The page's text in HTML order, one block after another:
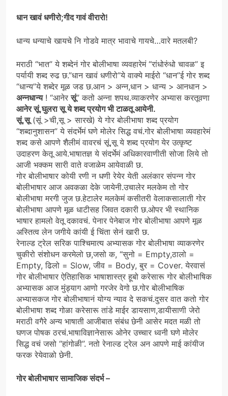
धान खावं धणीरो;गीद गावं वीरारो!
धान्य धन्याचे खायचे नि गोडवे मात्र भावाचे गायचे…वारे मतलबी?
मराठी “भात” ये शब्देनं गोर बोलीभाषा व्यवहारेमं “रांधोरुंधो चावळ” इ
पर्यायी शब्द रुढ छ.”धान खावं धणीरो”ये वाक्ये माईरो “धान”ई गोर शब्द
“धान्य”ये शब्देर मूळ जड छ.आन > अन्न,धान > धान्य > आनधान >
अन्नधान्य! “आनेरसूं” कतो अन्ना शपथ.व्याकरणेर अभ्यास करतूवणा
आनेर सूं,घुलरा सू ये शब्द प्रयोग भी टाळतू आयेनी.
सूं,सू(सूं >ची,सू > सारखे) ये गोर बोलीभाषा शब्द प्रयोग
“शब्दानुशासन” ये संदर्भेमं घणे मोलेर सिद्ध वचं.गोर बोलीभाषा व्यवहारेमं
शब्द कसे आपणे शैलीमं वावरचं सूं,सू ये शब्द प्रयोग येर उत्कृष्ट
उदाहरण केतू आये.भाषातज्ञ ये संदर्भेमं अधिकारवाणीती सोजा लिये तो
आजी भक्कम सारी वाते वजाळेम आयेवाळी छ.
गोर बोलीभाषार कोयी रणी न धणी रेयेर येती अलंकार संपन्न गोर
बोलीभाषार आज अवकळा देके जायेनी.उचालेर मलकेम तो गोर
बोलीभाषा मरगी जुज छ.हेटालेर मलकेमं कसीतरी वेलाकसालाती गोर
बोलीभाषा आपणे मूळ धाटीसह जिवत दकारी छ.ओपर भी स्थानिक
भाषार हामलो वेतू दकावचं. पेनार पेनेबाज गोर बोलीभाषा आपणे मूळ
अस्तित्व लेन जगीये कांयी ई चिंता सेनं खारी छ.
रेनाल्ड ट्रेल सरिक पाश्चिमात्य अभ्यासक गोर बोलीभाषा व्याकरणेर
चुकीरो संशोधन करमेलो छ,जसो क, “सुनो = Empty,ठालो =
Empty, ढिलो = Slow, जीव = Body, बुर = Cover. येरवासं
गोर बोलीभाषार ऐतिहासिक भाषाशास्त्र हूबो करेसारू गोर बोलीभाषिक
अभ्यासक आज मुंड्याग आणो गरजेर वेगो छ.गोर बोलीभाषिक
अभ्यासकज गोर बोलीभाषानं योग्य न्याव दे सकचं.दुसर वात कतो गोर
बोलीभाषा शब्द गोळा करेसारू तांडे माईर डायसाण,डायीसाणी जेरो
मराठी वगैरे अन्य भाषाती आजीबात संबंध छेनी आसेर मदत मळी तो
घणज पोषक ठरचं.भाषाविज्ञानेसारू ओनेर उच्चार ध्वनी घणे मोलेर
सिद्ध वचं जसो “हांगोळी”. नतो रेनाल्ड ट्रेल अन आपणे माई कांयीज
फरक रेयेवाळो छेनी.
गोर बोलीभाषार सामाजिक संदर्भ –